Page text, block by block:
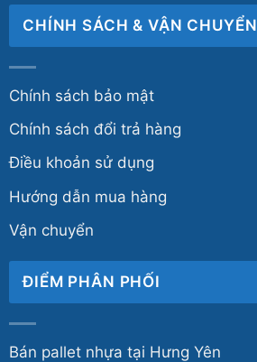
CHÍNH SÁCH & VẬN CHUYỂN
Chính sách bảo mật
Chính sách đổi trả hàng
Điều khoản sử dụng
Hướng dẫn mua hàng
Vận chuyển
ĐIỂM PHÂN PHỐI
Bán pallet nhựa tại Hưng Yên